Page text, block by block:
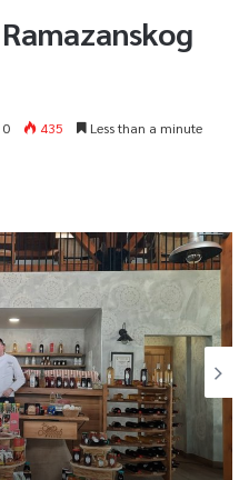
0 435 Less than a minute